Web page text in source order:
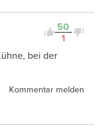
50
1
bei der
Kommentar melden